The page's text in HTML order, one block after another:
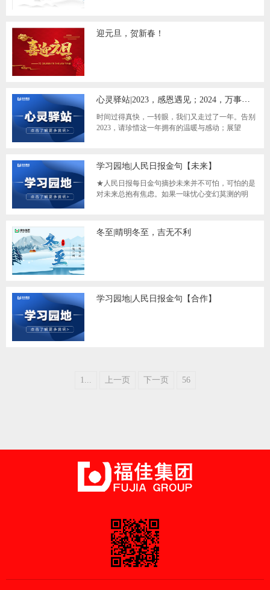
迎元旦，贺新春！
心灵驿站|2023，感恩遇见；2024，万事可期
时间过得真快，一转眼，我们又走过了一年。告别
2023，请珍惜这一年拥有的温暖与感动；展望
学习园地|人民日报金句【未来】
★人民日报每日金句摘抄未来并不可怕，可怕的是
对未来总抱有焦虑。如果一味忧心变幻莫测的明
冬至|晴明冬至，吉无不利
学习园地|人民日报金句【合作】
1... 上一页 下一页 56